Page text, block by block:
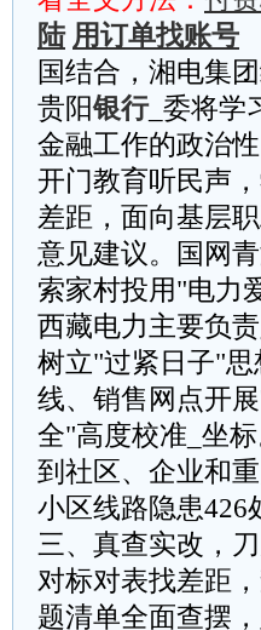
陆 用订单找账号
国结合，湘电集
贵阳银行_委将学
金融工作的政治性
开门教育听民声
差距，面向基层
意见建议。国网
索家村投用"电力
西藏电力主要负
树立"过紧日子"
线、销售网点开
全"高度校准_坐
到社区、企业和
小区线路隐患426
三、真查实改，
对标对表找差距
题清单全面查摆